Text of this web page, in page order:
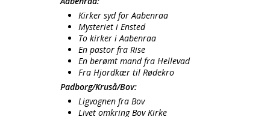
Kirker syd for Aabenraa
Mysteriet i Ensted
To kirker i Aabenraa
En pastor fra Rise
En berømt mand fra Hellevad
Fra Hjordkær til Rødekro
Padborg/Kruså/Bov:
Ligvognen fra Bov
Livet omkring Bov Kirke